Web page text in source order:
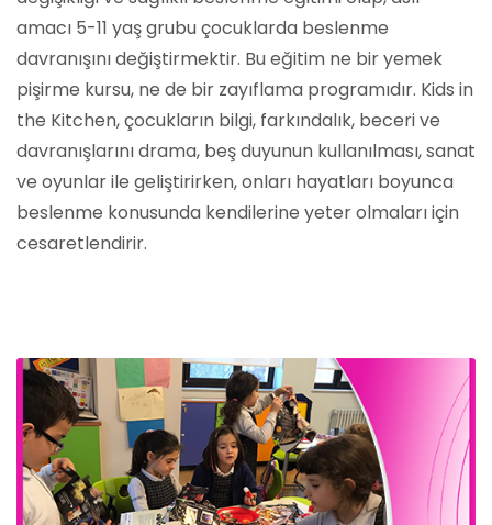
amacı 5-11 yaş grubu çocuklarda beslenme
davranışını değiştirmektir. Bu eğitim ne bir yemek
pişirme kursu, ne de bir zayıflama programıdır. Kids in
the Kitchen, çocukların bilgi, farkındalık, beceri ve
davranışlarını drama, beş duyunun kullanılması, sanat
ve oyunlar ile geliştirirken, onları hayatları boyunca
beslenme konusunda kendilerine yeter olmaları için
cesaretlendirir.